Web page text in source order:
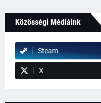
Közösségi Médiáink
Steam
X